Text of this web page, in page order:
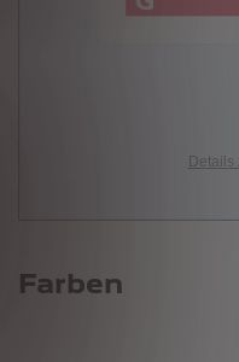
Details
Farben